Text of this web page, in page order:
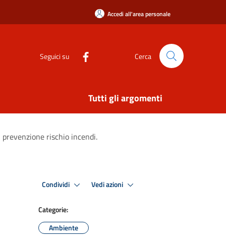
Accedi all'area personale
Seguici su Cerca
Tutti gli argomenti
rischio incendi.
Condividi Vedi azioni
Categorie:
Ambiente